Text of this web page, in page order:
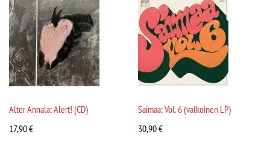
Alter Annala: Alert! (CD)
17,90€
Saimaa: Vol. 6 (valkoinen LP)
30,90€